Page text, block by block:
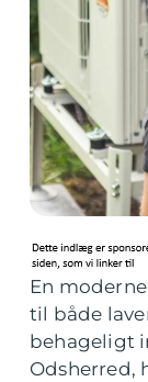
En
til både
behageligt
Odsherred,